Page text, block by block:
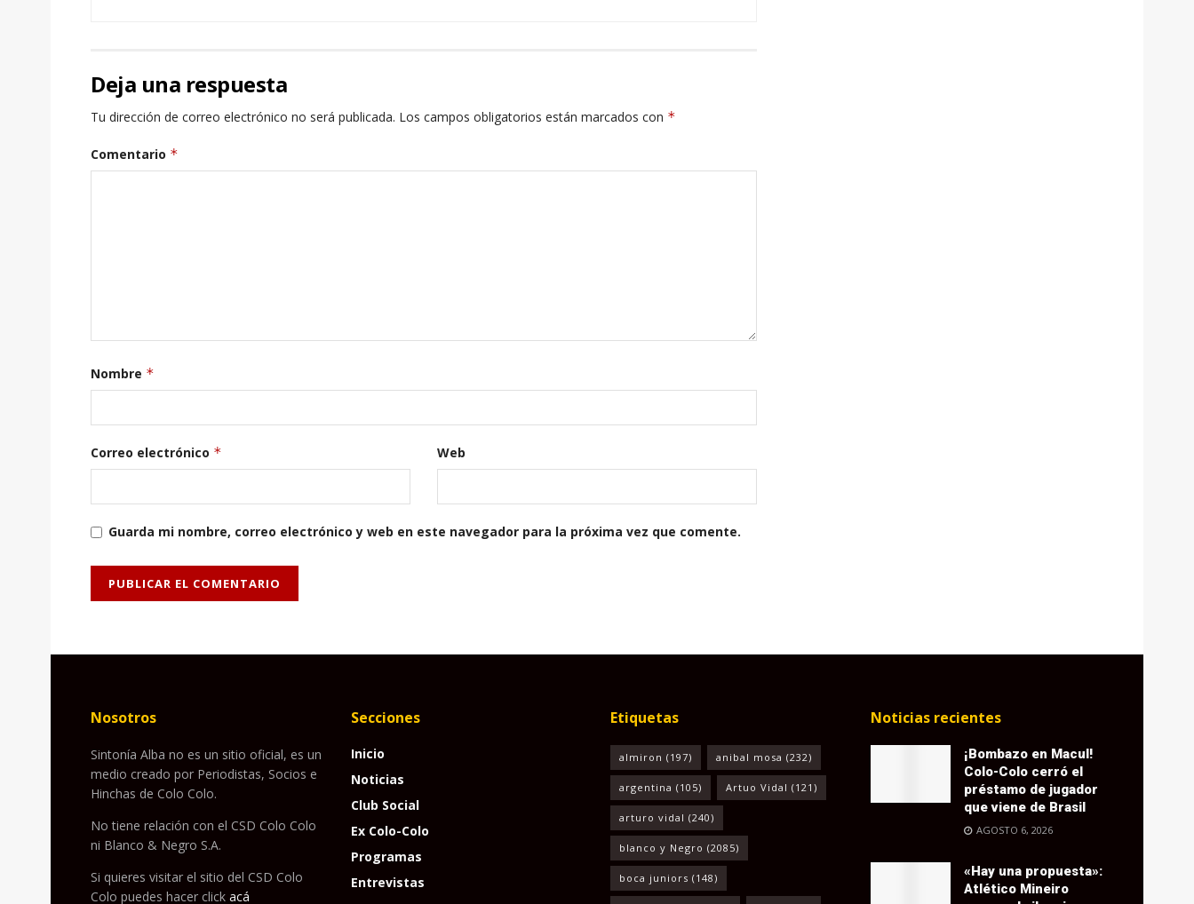
Deja una respuesta
Tu dirección de correo electrónico no será publicada. Los campos obligatorios están marcados con *
Comentario *
Nombre *
Correo electrónico * Web
Guarda mi nombre, correo electrónico y web en este navegador para la próxima vez que comente.
Nosotros
Sintonía Alba no es un sitio oficial, es un
medio creado por Periodistas, Socios e
Hinchas de Colo Colo.
No tiene relación con el CSD Colo Colo
ni Blanco & Negro S.A.
Si quieres visitar el sitio del CSD Colo
Colo puedes hacer click acá
Secciones
Inicio
Noticias
Club Social
Ex Colo-Colo
Programas
Entrevistas
Etiquetas
almiron (197) anibal mosa (232)
argentina (105) Artuo Vidal (121)
arturo vidal (240)
blanco y Negro (2085)
boca juniors (148)
Noticias recientes
¡Bombazo en Macul!
Colo-Colo cerró el
préstamo de jugador
que viene de Brasil
AGOSTO 6, 2026
«Hay una propuesta»:
Atlético Mineiro